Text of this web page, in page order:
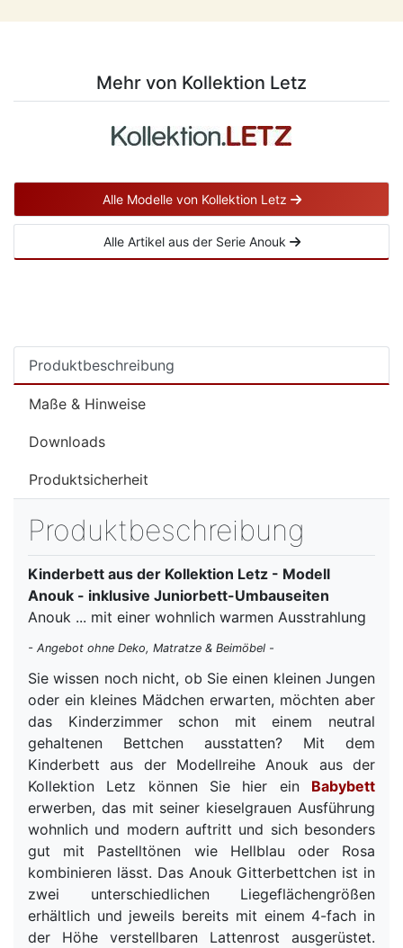
Mehr von Kollektion Letz
Alle Modelle von Kollektion Letz
Alle Artikel aus der Serie Anouk
Produktbeschreibung
Maße & Hinweise
Downloads
Produktsicherheit
Produktbeschreibung
Kinderbett aus der Kollektion Letz - Modell
Anouk - inklusive Juniorbett-Umbauseiten
Anouk ... mit einer wohnlich warmen Ausstrahlung
- Angebot ohne Deko, Matratze & Beimöbel -
Sie wissen noch nicht, ob Sie einen kleinen Jungen
oder ein kleines Mädchen erwarten, möchten aber
das Kinderzimmer schon mit einem neutral
gehaltenen Bettchen ausstatten? Mit dem
Kinderbett aus der Modellreihe Anouk aus der
Kollektion Letz können Sie hier ein Babybett
erwerben, das mit seiner kieselgrauen Ausführung
wohnlich und modern auftritt und sich besonders
gut mit Pastelltönen wie Hellblau oder Rosa
kombinieren lässt. Das Anouk Gitterbettchen ist in
zwei unterschiedlichen Liegeflächengrößen
erhältlich und jeweils bereits mit einem 4-fach in
der Höhe verstellbaren Lattenrost ausgerüstet.